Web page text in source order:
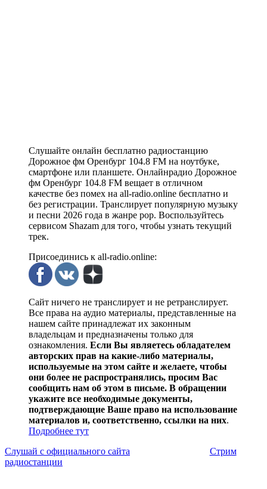
Слушайте онлайн бесплатно радиостанцию
Дорожное фм Оренбург 104.8 FM на ноутбуке,
смартфоне или планшете. Онлайнрадио Дорожное
фм Оренбург 104.8 FM вещает в отличном
качестве без помех на all-radio.online бесплатно и
без регистрации. Транслирует популярную музыку
и песни 2026 года в жанре pop. Воспользуйтесь
сервисом Shazam для того, чтобы узнать текущий
трек.
Присоединись к all-radio.online:
Сайт ничего не транслирует и не ретранслирует.
Все права на аудио материалы, представленные на
нашем сайте принадлежат их законным
владельцам и предназначены только для
ознакомления. Если Вы являетесь обладателем
авторских прав на какие-либо материалы,
используемые на этом сайте и желаете, чтобы
они более не распространялись, просим Вас
сообщить нам об этом в письме. В обращении
укажите все необходимые документы,
подтверждающие Ваше право на использование
материалов и, соответственно, ссылки на них.
Подробнее тут
Слушай с официального сайта
Стрим
радиостанции